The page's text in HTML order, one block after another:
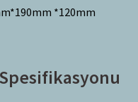
*120mm